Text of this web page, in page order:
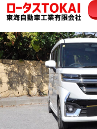
マイカーリース
車販売
スマイル車検
鈑金・塗装
点検・整備